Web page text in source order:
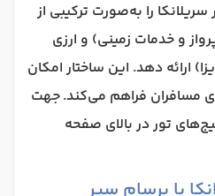
را به‌صورت ترکیبی از
و خدمات زمینی) و ارزی
ارائه دهد. این ساختار امکان
مسافران فراهم می‌کند. جهت
تور در بالای صفحه
با برسام سیر